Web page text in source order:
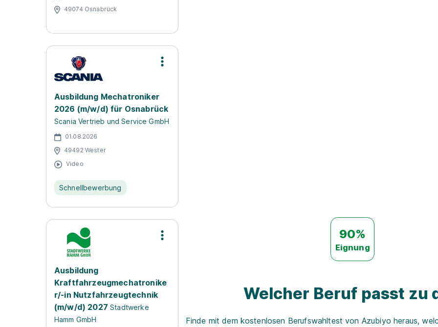
49074 Osnabrück
Ausbildung Mechatroniker
2026 (m/w/d) für Osnabrück
Scania Vertrieb und Service GmbH
01.08.2026
49492 Wester
Video
Schnellbewerbung
Ausbildung
Kraftfahrzeugmechatronike
r/-in Nutzfahrzeugtechnik
(m/w/d) 2027 Stadtwerke
Hamm GmbH
90%
Eignung
Welcher Beruf passt zu
Finde mit dem kostenlosen Berufswahltest von Azubiyo heraus,